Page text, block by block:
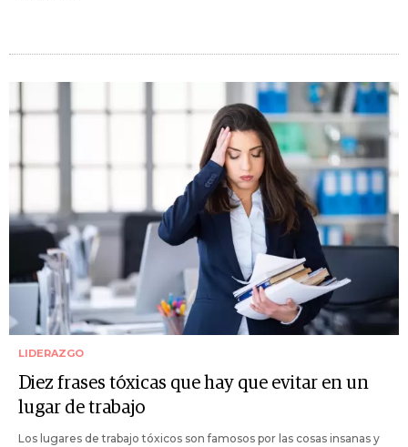
LIDERAZGO
Diez frases tóxicas que hay que evitar en un
lugar de trabajo
Los lugares de trabajo tóxicos son famosos por las cosas insanas y